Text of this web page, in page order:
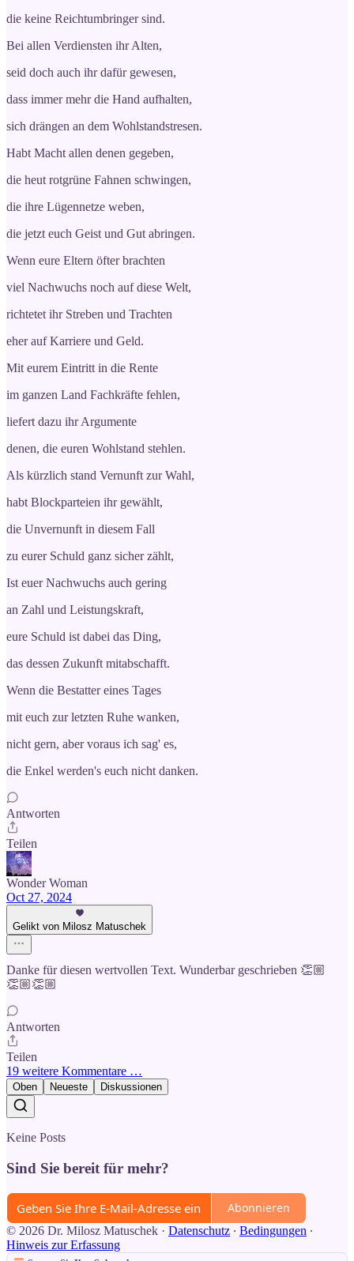
die keine Reichtumbringer sind.
Bei allen Verdiensten ihr Alten,
seid doch auch ihr dafür gewesen,
dass immer mehr die Hand aufhalten,
sich drängen an dem Wohlstandstresen.
Habt Macht allen denen gegeben,
die heut rotgrüne Fahnen schwingen,
die ihre Lügennetze weben,
die jetzt euch Geist und Gut abringen.
Wenn eure Eltern öfter brachten
viel Nachwuchs noch auf diese Welt,
richtetet ihr Streben und Trachten
eher auf Karriere und Geld.
Mit eurem Eintritt in die Rente
im ganzen Land Fachkräfte fehlen,
liefert dazu ihr Argumente
denen, die euren Wohlstand stehlen.
Als kürzlich stand Vernunft zur Wahl,
habt Blockparteien ihr gewählt,
die Unvernunft in diesem Fall
zu eurer Schuld ganz sicher zählt,
Ist euer Nachwuchs auch gering
an Zahl und Leistungskraft,
eure Schuld ist dabei das Ding,
das dessen Zukunft mitabschafft.
Wenn die Bestatter eines Tages
mit euch zur letzten Ruhe wanken,
nicht gern, aber voraus ich sag' es,
die Enkel werden's euch nicht danken.
Antworten
Teilen
Wonder Woman
Oct 27, 2024
Gelikt von Milosz Matuschek
Danke für diesen wertvollen Text. Wunderbar geschrieben 👏🏼
👏🏼👏🏼
Antworten
Teilen
19 weitere Kommentare …
Oben Neueste Diskussionen
Keine Posts
Sind Sie bereit für mehr?
Abonnieren
© 2026 Dr. Milosz Matuschek · Datenschutz ∙ Bedingungen ∙
Hinweis zur Erfassung